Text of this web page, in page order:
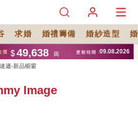
求婚 婚禮籌備 婚紗造型
遞-新品櫥窗
Image